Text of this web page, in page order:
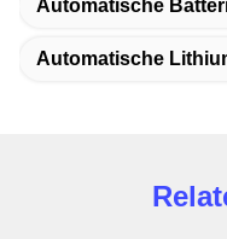
Automatische
Automatische